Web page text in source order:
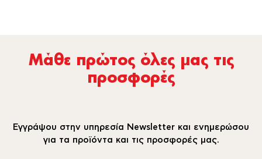
Μάθε πρώτος όλες µας τις
προσφορές
Εγγράψου στην υπηρεσία Newsletter και ενημερώσου
για τα προϊόντα και τις προσφορές μας.